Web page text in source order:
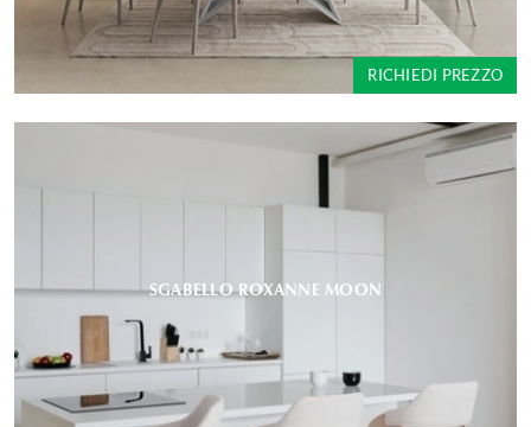
RICHIEDI PREZZO
SGABELLO ROXANNE MOON